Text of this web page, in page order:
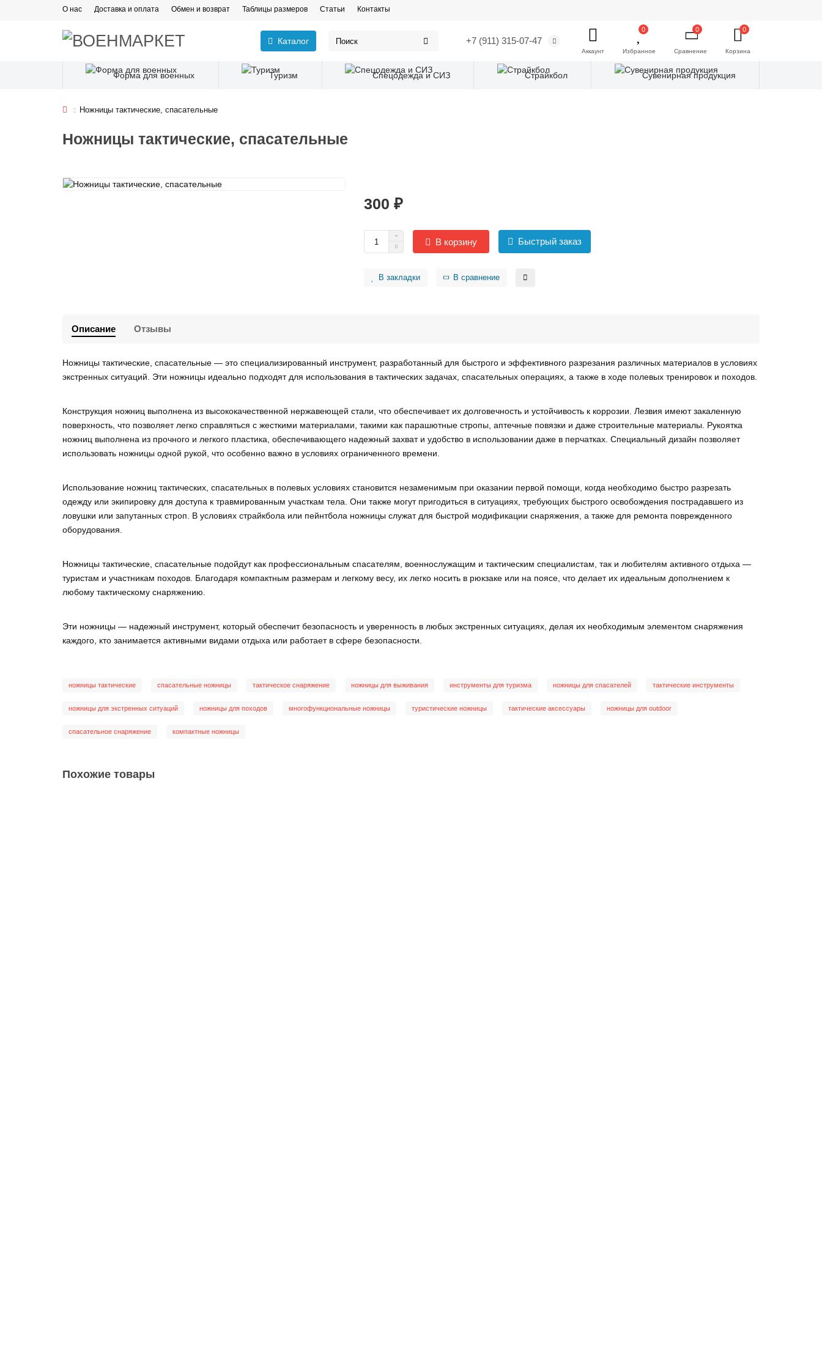
О нас Доставка и оплата Обмен и возврат Таблицы размеров Статьи Контакты
Каталог +7 (911) 315-07-47
Аккаунт
0
Избранное
0
Сравнение
0
Корзина
Форма для военных Туризм Спецодежда и СИЗ Страйкбол Сувенирная продукция
Ножницы тактические, спасательные
Ножницы тактические, спасательные
300 ₽
В корзину Быстрый заказ
В закладки В сравнение
Описание Отзывы
Ножницы тактические, спасательные — это специализированный инструмент, разработанный для быстрого и эффективного разрезания различных материалов в условиях
экстренных ситуаций. Эти ножницы идеально подходят для использования в тактических задачах, спасательных операциях, а также в ходе полевых тренировок и походов.
Конструкция ножниц выполнена из высококачественной нержавеющей стали, что обеспечивает их долговечность и устойчивость к коррозии. Лезвия имеют закаленную
поверхность, что позволяет легко справляться с жесткими материалами, такими как парашютные стропы, аптечные повязки и даже строительные материалы. Рукоятка
ножниц выполнена из прочного и легкого пластика, обеспечивающего надежный захват и удобство в использовании даже в перчатках. Специальный дизайн позволяет
использовать ножницы одной рукой, что особенно важно в условиях ограниченного времени.
Использование ножниц тактических, спасательных в полевых условиях становится незаменимым при оказании первой помощи, когда необходимо быстро разрезать
одежду или экипировку для доступа к травмированным участкам тела. Они также могут пригодиться в ситуациях, требующих быстрого освобождения пострадавшего из
ловушки или запутанных строп. В условиях страйкбола или пейнтбола ножницы служат для быстрой модификации снаряжения, а также для ремонта поврежденного
оборудования.
Ножницы тактические, спасательные подойдут как профессиональным спасателям, военнослужащим и тактическим специалистам, так и любителям активного отдыха —
туристам и участникам походов. Благодаря компактным размерам и легкому весу, их легко носить в рюкзаке или на поясе, что делает их идеальным дополнением к
любому тактическому снаряжению.
Эти ножницы — надежный инструмент, который обеспечит безопасность и уверенность в любых экстренных ситуациях, делая их необходимым элементом снаряжения
каждого, кто занимается активными видами отдыха или работает в сфере безопасности.
ножницы тактические спасательные ножницы тактическое снаряжение ножницы для выживания инструменты для туризма ножницы для спасателей тактические инструменты
ножницы для экстренных ситуаций ножницы для походов многофункциональные ножницы туристические ножницы тактические аксессуары ножницы для outdoor
спасательное снаряжение компактные ножницы
Похожие товары